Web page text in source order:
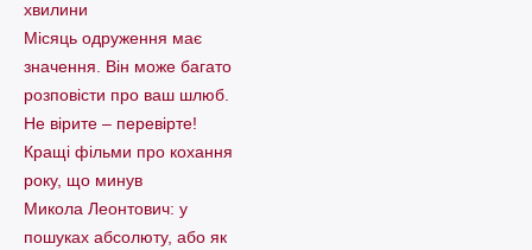
хвилини
Місяць одруження має
значення. Він може багато
розповісти про ваш шлюб.
Не вірите – перевірте!
Кращі фільми про кохання
року, що минув
Микола Леонтович: у
пошуках абсолюту, або як